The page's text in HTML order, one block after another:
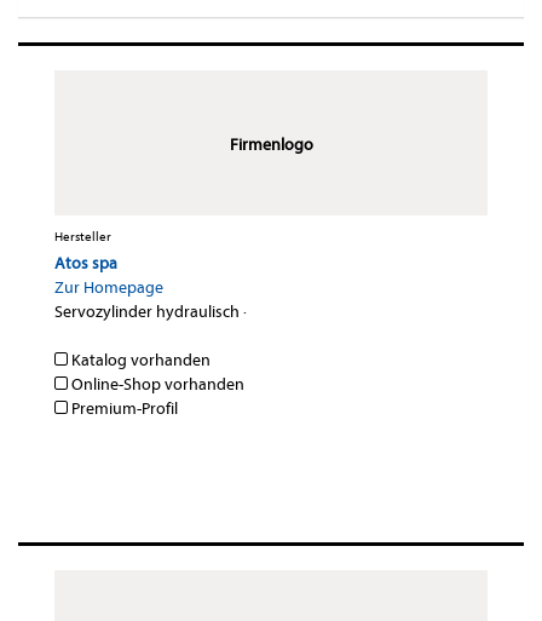
Firmenlogo
Hersteller
Atos spa
Zur Homepage
Servozylinder hydraulisch ·
Katalog vorhanden
Online-Shop vorhanden
Premium-Profil